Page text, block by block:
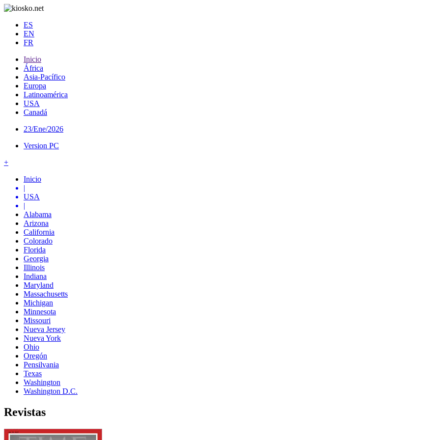
ES
EN
FR
Inicio
África
Asia-Pacífico
Europa
Latinoamérica
USA
Canadá
23/Ene/2026
Version PC
+
Inicio
|
USA
|
Alabama
Arizona
California
Colorado
Florida
Georgia
Illinois
Indiana
Maryland
Massachusetts
Michigan
Minnesota
Missouri
Nueva Jersey
Nueva York
Ohio
Oregón
Pensilvania
Texas
Washington
Washington D.C.
Revistas